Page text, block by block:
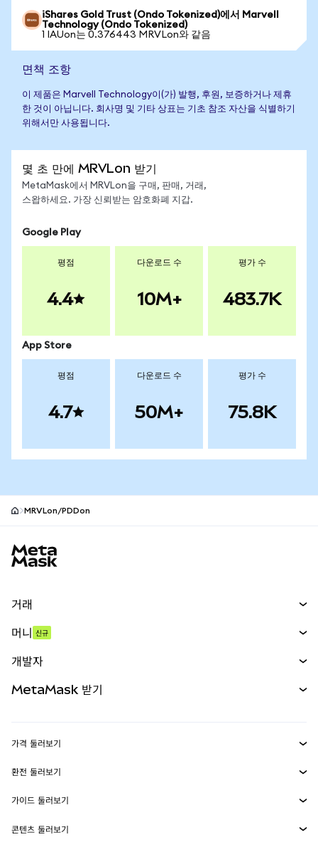
iShares Gold Trust (Ondo Tokenized)에서 Marvell
Technology (Ondo Tokenized)
1 IAUon는 0.376443 MRVLon와 같음
면책 조항
이 제품은 Marvell Technology이(가) 발행, 후원, 보증하거나 제휴
한 것이 아닙니다. 회사명 및 기타 상표는 기초 참조 자산을 식별하기
위해서만 사용됩니다.
몇 초 만에 MRVLon 받기
MetaMask에서 MRVLon을 구매, 판매, 거래,
스왑하세요. 가장 신뢰받는 암호화폐 지갑.
Google Play
평점
4.4
다운로드 수
10M+
평가 수
483.7K
App Store
평점
4.7
다운로드 수
50M+
평가 수
75.8K
MRVLon/PDDon
거래
무기한 선물
실물자산
머니 신규
개발자
MetaMask Connect
Snaps
웹3 서비스
MetaMask 받기
보안
고객 지원
가격 둘러보기
이더리움 가격
솔라나 가격
환전 둘러보기
ETH를 USD로 환전
USDT를 INR로 환전
가이드 둘러보기
ETH 매수
콘텐츠 둘러보기